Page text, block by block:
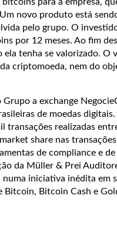
novo produto está
pelo grupo. O
por 12 meses. Ao fim
ela tenha se valorizado. O
criptomoeda, nem do
a exchange
de moedas
transações realizadas
share nas
de compliance e de
da Müller & Prei
iniciativa inédita em
Bitcoin, Bitcoin Cash e